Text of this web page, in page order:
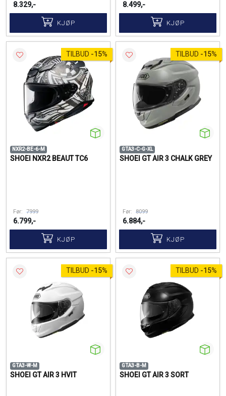
8.329,-
KJØP
8.499,-
KJØP
TILBUD -15%
NXR2-BE-6-M
SHOEI NXR2 BEAUT TC6
Før: 7999
6.799,-
KJØP
TILBUD -15%
GTA3-C-G-XL
SHOEI GT AIR 3 CHALK GREY
Før: 8099
6.884,-
KJØP
TILBUD -15%
GTA3-W-M
SHOEI GT AIR 3 HVIT
TILBUD -15%
GTA3-B-M
SHOEI GT AIR 3 SORT